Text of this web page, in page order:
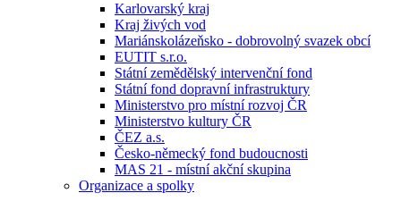
Karlovarský kraj
Kraj živých vod
Mariánskolázeňsko - dobrovolný svazek obcí
EUTIT s.r.o.
Státní zemědělský intervenční fond
Státní fond dopravní infrastruktury
Ministerstvo pro místní rozvoj ČR
Ministerstvo kultury ČR
ČEZ a.s.
Česko-německý fond budoucnosti
MAS 21 - místní akční skupina
Organizace a spolky